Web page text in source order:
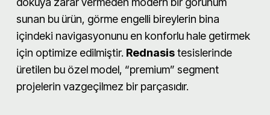
sunan bu ürün, görme engelli bireylerin bina
içindeki navigasyonunu en konforlu hale getirmek
için optimize edilmiştir. Rednasistesislerinde
üretilen bu özel model, “premium” segment
projelerin vazgeçilmez bir parçasıdır.